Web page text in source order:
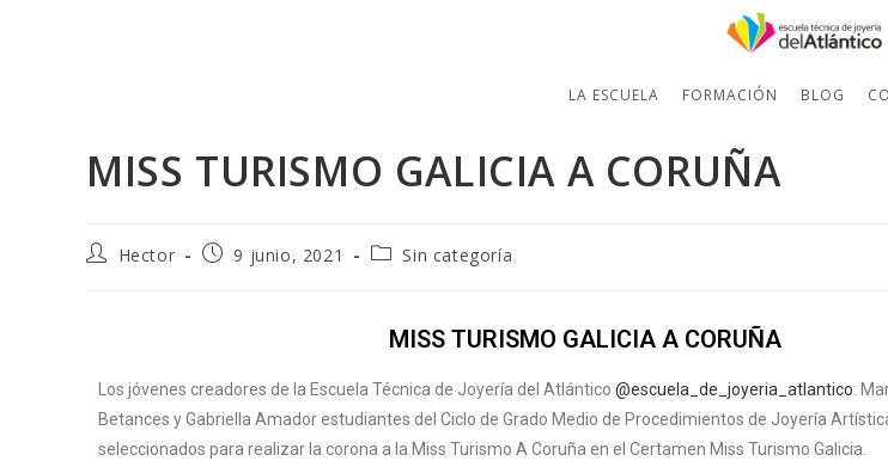
LA ESCUELA FORMACIÓN BLOG
MISS TURISMO GALICIA A CORUÑA
Hector 9 junio, 2021 Sin categoría
MISS TURISMO GALICIA A CORUÑA
Los jóvenes creadores de la Escuela Técnica de Joyería del Atlántico @escuela_de_joyeria_atlantico:
Betances y Gabriella Amador estudiantes del Ciclo de Grado Medio de Procedimientos de Joyería
seleccionados para realizar la corona a la Miss Turismo A Coruña en el Certamen Miss Turismo Galicia.